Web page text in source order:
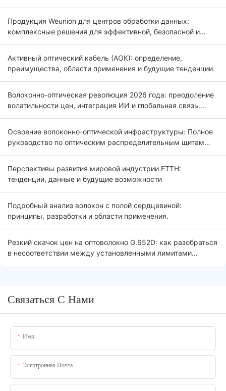
Продукция Weunion для центров обработки данных:
комплексные решения для эффективной, безопасной и
Активный оптический кабель (АОК): определение,
преимущества, области применения и будущие тенденции.
Волоконно-оптическая революция 2026 года: преодоление
волатильности цен, интеграция ИИ и глобальная связь.
Освоение волоконно-оптической инфраструктуры: Полное
руководство по оптическим распределительным щитам
Перспективы развития мировой индустрии FTTH:
тенденции, данные и будущие возможности
Подробный анализ волокон с полой сердцевиной:
принципы, разработки и области применения.
Резкий скачок цен на оптоволокно G.652D: как разобраться
в несоответствии между установленными лимитами
Связаться С Нами
Имя
Электронная Почта